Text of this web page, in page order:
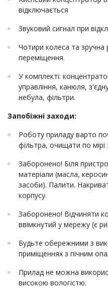
відключається
Звуковий сигнал при
Чотири колеса та зручна
переміщення.
У комплекті:
управління, канюля,
небула, фільтри.
Запобіжні заходи:
Роботу приладу варто
фільтра, очищати по мірі
Заборонено! Біля
матеріали (масла,
засоби). Палити.
корпусу.
Заборонено! Відчиняти
ввімкнутий у мережу (є
Будьте обережними з
приміщеннях з пічним
Прилад не можна
високою вологістю.